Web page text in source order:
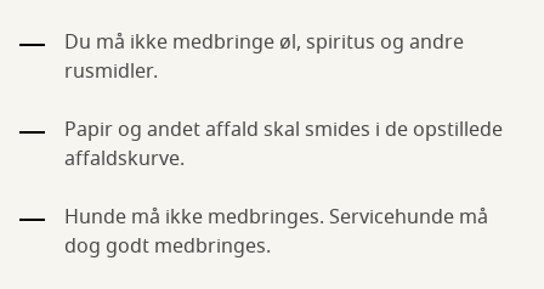
Du må ikke medbringe øl, spiritus og andre
rusmidler.
Papir og andet affald skal smides i de opstillede
affaldskurve.
Hunde må ikke medbringes. Servicehunde må
dog godt medbringes.